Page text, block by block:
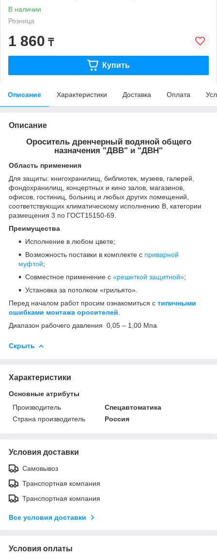
В наличии
Розница
1 860 ₸
Купить
Описание Характеристики Доставка Оплата
Описание
Ороситель дренчерный водяной общего
назначения "ДВВ" и "ДВН"
Область применения
Для защиты: книгохранилищ, библиотек, музеев, галерей,
фондохранилищ, концертных и кино залов, магазинов,
офисов, гостиниц, больниц и любых других помещений,
соответствующих климатическому исполнению В, категории
размещения 3 по ГОСТ15150-69.
Преимущества
Исполнение в любом цвете;
Возможность поставки в комплекте с приварной
муфтой;
Совместное применение с «решеткой защитной»;
Установка за потолком «грильято».
Перед началом работ просим ознакомиться с типичными
ошибками монтажа оросителей
Диапазон рабочего давления 0,05 – 1,00 Мпа
Скрыть
Характеристики
Основные атрибуты
Производитель
Спецавтоматика
Страна производитель
Россия
Условия доставки
Самовывоз
Транспортная компания
Транспортная компания
Все условия доставки
Условия оплаты